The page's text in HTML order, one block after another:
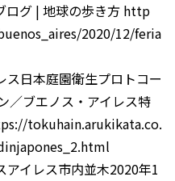
ログ | 地球の歩き方 http
2020/12/feria
日本庭園衛生プロトコー
／ブエノス・アイレス特
tokuhain.arukikata.co.
イレス市内並木2020年1